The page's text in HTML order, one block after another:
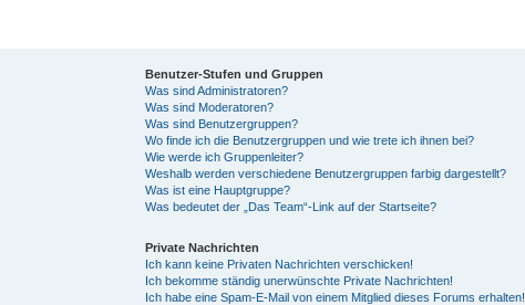
Benutzer-Stufen und Gruppen
Was sind Administratoren?
Was sind Moderatoren?
Was sind Benutzergruppen?
Wo finde ich die Benutzergruppen und wie trete ich ihnen bei?
Wie werde ich Gruppenleiter?
Weshalb werden verschiedene Benutzergruppen farbig dargestellt?
Was ist eine Hauptgruppe?
Was bedeutet der „Das Team“-Link auf der Startseite?
Private Nachrichten
Ich kann keine Privaten Nachrichten verschicken!
Ich bekomme ständig unerwünschte Private Nachrichten!
Ich habe eine Spam-E-Mail von einem Mitglied dieses Forums erhalten!